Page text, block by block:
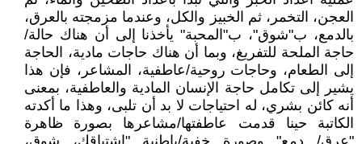
العجن، التخمر، ثم الخبيز والكل، وعندما مزمجته بالعرق،
بالدمع، ب"شوق"، ب"المحبة" يأخذنا إلى أن هناك حالة/
حاجة الملحة للتفريغ، وبما أن هناك حاجات مادية، الحاجة
إلى الطعام، وحاجات روحية/عاطفية، المشاعر، فإن هذا
يشير إلى تكامل حاجة الإنسان المادية والعاطفية، بمعنى
أنه كائن بشري، له احتياجات لا بد أن تلبى، وهذا ما أكدته
الكاتبة حينا قدمت عاطفتها/مشاعرها بصورة ظاهرة